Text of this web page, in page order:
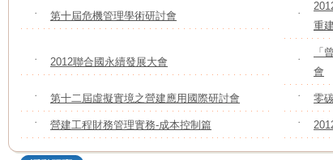
˙ 第十屆危機管理學術研討會 ˙
重
˙ 2012聯合國永續發展大會 ˙
「
會
˙ 第十二屆虛擬實境之營建應用國際研討會 ˙ 零
˙ 營建工程財務管理實務-成本控制篇 ˙